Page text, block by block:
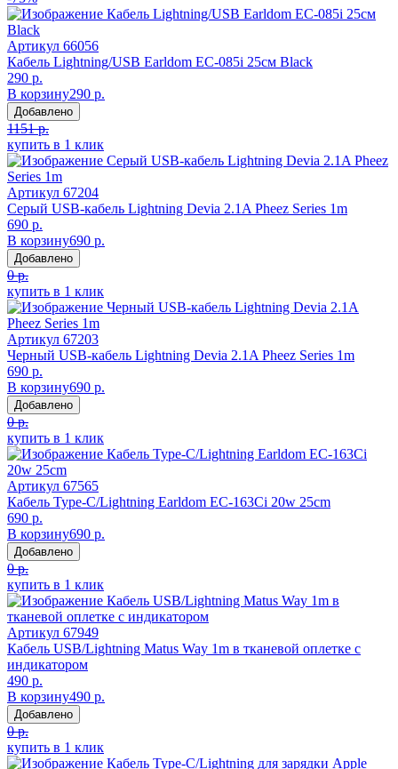
Артикул 66056
Кабель Lightning/USB Earldom EC-085i 25см Black
290 р.
В корзину290 р.
Добавлено
1151 р.
купить в 1 клик
Артикул 67204
Серый USB-кабель Lightning Devia 2.1A Pheez Series 1m
690 р.
В корзину690 р.
Добавлено
0 р.
купить в 1 клик
Артикул 67203
Черный USB-кабель Lightning Devia 2.1A Pheez Series 1m
690 р.
В корзину690 р.
Добавлено
0 р.
купить в 1 клик
Артикул 67565
Кабель Type-C/Lightning Earldom EC-163Ci 20w 25cm
690 р.
В корзину690 р.
Добавлено
0 р.
купить в 1 клик
Артикул 67949
Кабель USB/Lightning Matus Way 1m в тканевой оплетке с
индикатором
490 р.
В корзину490 р.
Добавлено
0 р.
купить в 1 клик